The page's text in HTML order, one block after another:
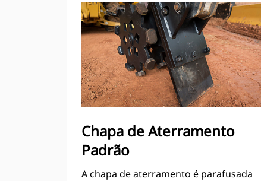
Chapa de Aterramento
Padrão
A chapa de aterramento é parafusada